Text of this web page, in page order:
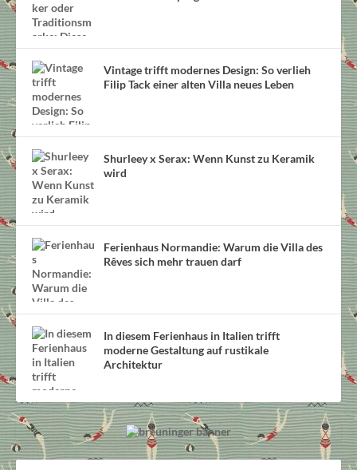
Vintage trifft modernes Design: So verlieh
Filip Tack einer alten Villa neues Leben
Shurleey x Serax: Wenn Kunst zu Keramik
wird
Ferienhaus Normandie: Warum die Villa des
Rêves sich mehr trauen darf
In diesem Ferienhaus in Italien trifft
moderne Gestaltung auf rustikale
Architektur